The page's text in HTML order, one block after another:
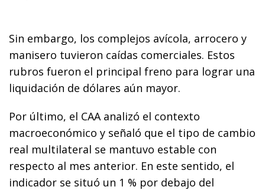
Sin embargo, los complejos avícola, arrocero y
manisero tuvieron caídas comerciales. Estos
rubros fueron el principal freno para lograr una
liquidación de dólares aún mayor.
Por último, el CAA analizó el contexto
macroeconómico y señaló que el tipo de cambio
real multilateral se mantuvo estable con
respecto al mes anterior. En este sentido, el
indicador se situó un 1 % por debajo del